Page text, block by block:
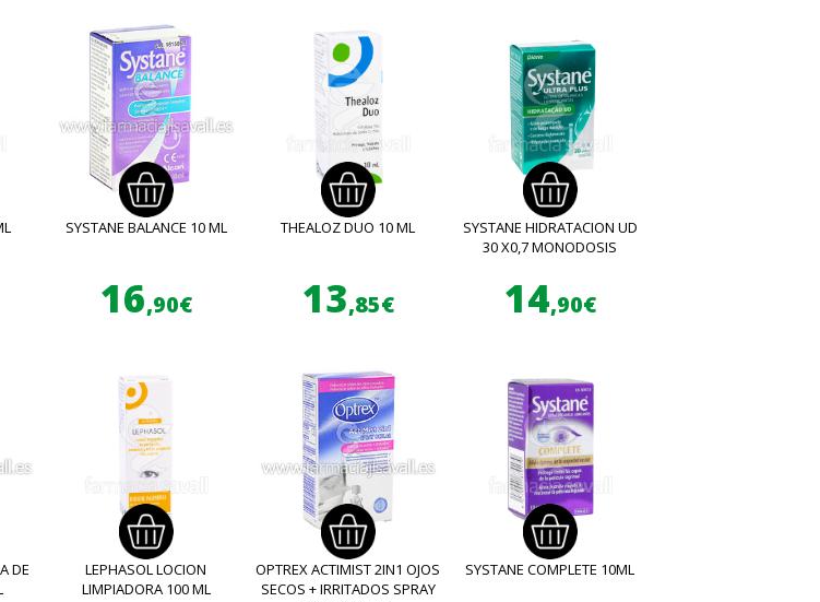
SYSTANE BALANCE 10 ML
16,90€
THEALOZ DUO 10 ML
13,85€
SYSTANE HIDRATACION UD
30 X0,7 MONODOSIS
14,90€
DE
LEPHASOL LOCION
LIMPIADORA 100 ML
OPTREX ACTIMIST 2IN1 OJOS
SECOS + IRRITADOS SPRAY
SYSTANE COMPLETE 10ML